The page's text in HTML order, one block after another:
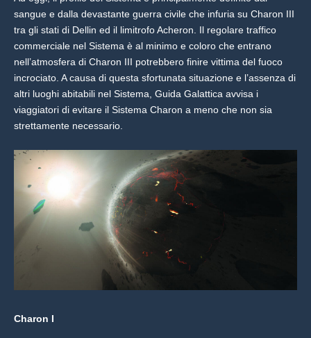
sangue e dalla devastante guerra civile che infuria su Charon III
tra gli stati di Dellin ed il limitrofo Acheron. Il regolare traffico
commerciale nel Sistema è al minimo e coloro che entrano
nell’atmosfera di Charon III potrebbero finire vittima del fuoco
incrociato. A causa di questa sfortunata situazione e l’assenza di
altri luoghi abitabili nel Sistema, Guida Galattica avvisa i
viaggiatori di evitare il Sistema Charon a meno che non sia
strettamente necessario.
Charon I